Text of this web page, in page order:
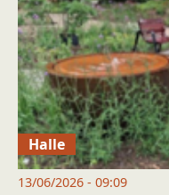
Halle
13/06/2026 - 09:09